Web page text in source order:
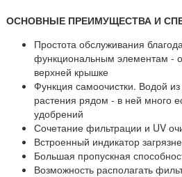
ОСНОВНЫЕ ПРЕИМУЩЕСТВА И
Простота обслуживания
функциональным элементам -
верхней крышке
Функция самоочистки. Водой
растения рядом - в ней много
удобрений
Сочетание фильтрации и UV
Встроенный индикатор
Большая пропускная
Возможность располагать